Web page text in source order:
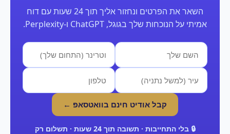
השאר את הפרטים ונחזור אליך תוך 24 שעות עם דוח
אמיתי על הנוכחות שלך בגוגל, ChatGPT ו-Perplexity.
קבל אודיט חינם בוואטסאפ ←
🔒 בלי התחייבות · תשובה תוך 24 שעות · תשלום רק